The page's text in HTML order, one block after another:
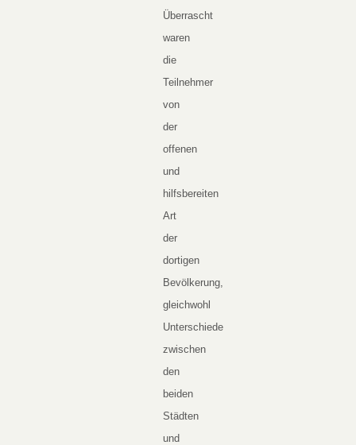
Überrascht
waren
die
Teilnehmer
von
der
offenen
und
hilfsbereiten
Art
der
dortigen
Bevölkerung,
gleichwohl
Unterschiede
zwischen
den
beiden
Städten
und